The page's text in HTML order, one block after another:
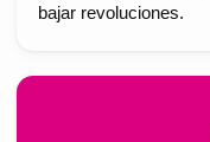
bajar revoluciones.